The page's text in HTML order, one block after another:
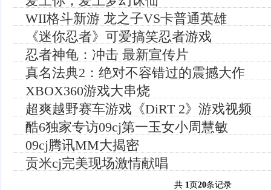
WII格斗新游 龙之子VS卡普通英雄
《迷你忍者》可爱搞笑忍者游戏
忍者神龟：冲击 最新宣传片
真名法典2：绝对不容错过的震撼大作
XBOX360游戏大串烧
超爽越野赛车游戏《DiRT 2》游戏视频
酷6独家专访09cj第一玉女小周慧敏
09cj腾讯MM大揭密
贡米cj完美现场激情献唱
共 1页20条记录